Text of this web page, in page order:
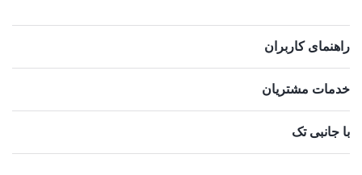
راهنمای کاربران
خدمات مشتریان
با جانبی تک